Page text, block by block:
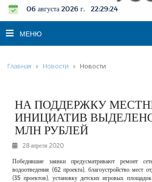
06 августа 2026 г. 22:29:24
МЕНЮ
НОВОСТИ
К СВЕДЕНИЮ
КОНКУРСЫ
ФОТОРЕПОРТАЖИ
РЕКЛАМОДАТЕЛЯМ
ОБЪЯВЛЕНИЯ
КОНТАКТЫ
Главная Новости Новости
НА ПОДДЕРЖКУ
ИНИЦИАТИВ
МЛН РУБЛЕЙ
28 апреля 2020
Победившие заявки предусматривают ремонт
водоотведения (62 проекта), благоустройство мест
(35 проектов), установку детских игровых